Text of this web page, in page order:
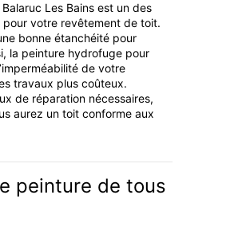
Les Bains est un des
votre revêtement de toit.
bonne étanchéité pour
la peinture hydrofuge pour
de votre
travaux plus coûteux.
de réparation nécessaires,
aurez un toit conforme aux
peinture de tous